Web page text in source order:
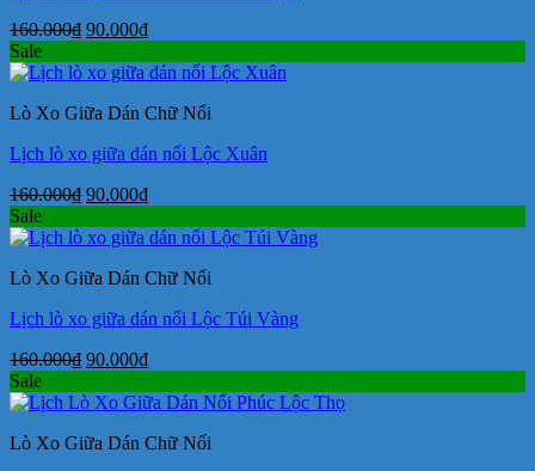
160.000₫ Giá
là:
90.000₫Giá
tại
90.000₫.
Sale
Lò Xo Giữa Dán Chữ Nổi
Lịch lò xo giữa dán nổi Lộc Xuân
160.000₫ Giá
là:
90.000₫Giá
tại
90.000₫.
Sale
Lò Xo Giữa Dán Chữ Nổi
Lịch lò xo giữa dán nổi Lộc Túi Vàng
160.000₫ Giá
là:
90.000₫Giá
tại
90.000₫.
Sale
Lò Xo Giữa Dán Chữ Nổi